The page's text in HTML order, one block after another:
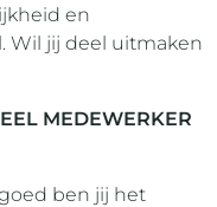
en
Wil jij deel uitmaken
MEDEWERKER
ben jij het